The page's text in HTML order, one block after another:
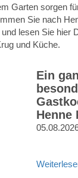
Garten sorgen
Sie nach
lesen Sie hier
und Küche.
Ein
Henne